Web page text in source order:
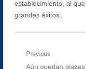
establecimiento, al
grandes éxitos.
Navegación
Previous
Previous
Aún quedan